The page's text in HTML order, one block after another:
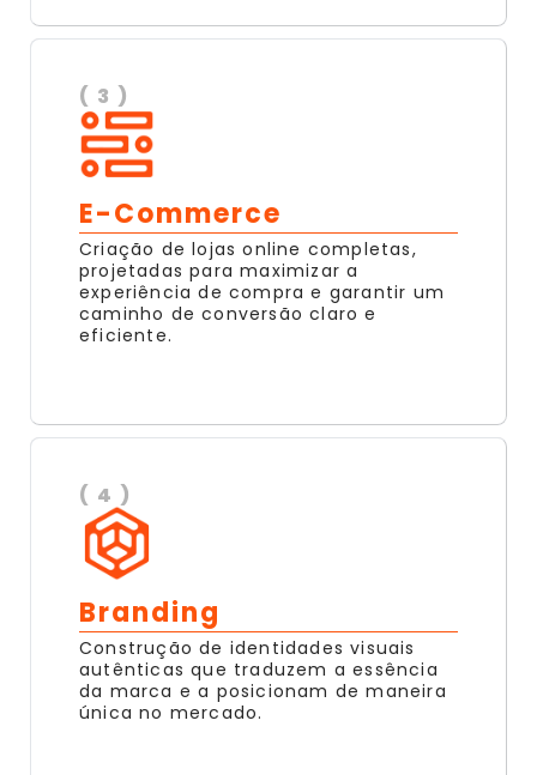
( 3 )
E-Commerce
Criação de lojas online completas,
projetadas para maximizar a
experiência de compra e garantir um
caminho de conversão claro e
eficiente.
( 4 )
Branding
Construção de identidades visuais
autênticas que traduzem a essência
da marca e a posicionam de maneira
única no mercado.